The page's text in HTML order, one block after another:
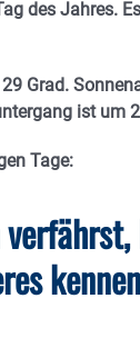
des Jahres.
Grad.
ist um
Tage: